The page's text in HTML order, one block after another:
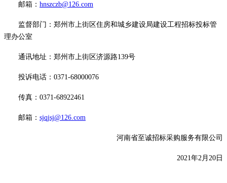
邮箱： hnszczb@126.com
监督部门：郑州市上街区住房和城乡建设局建设工程招标投标管
理办公室
通讯地址：郑州市上街区济源路139号
投诉电话： 0371-68000076
传真： 0371-68922461
邮箱： sjqjsj@126.com
河南省至诚招标采购服务有限公司
2021年2月20日